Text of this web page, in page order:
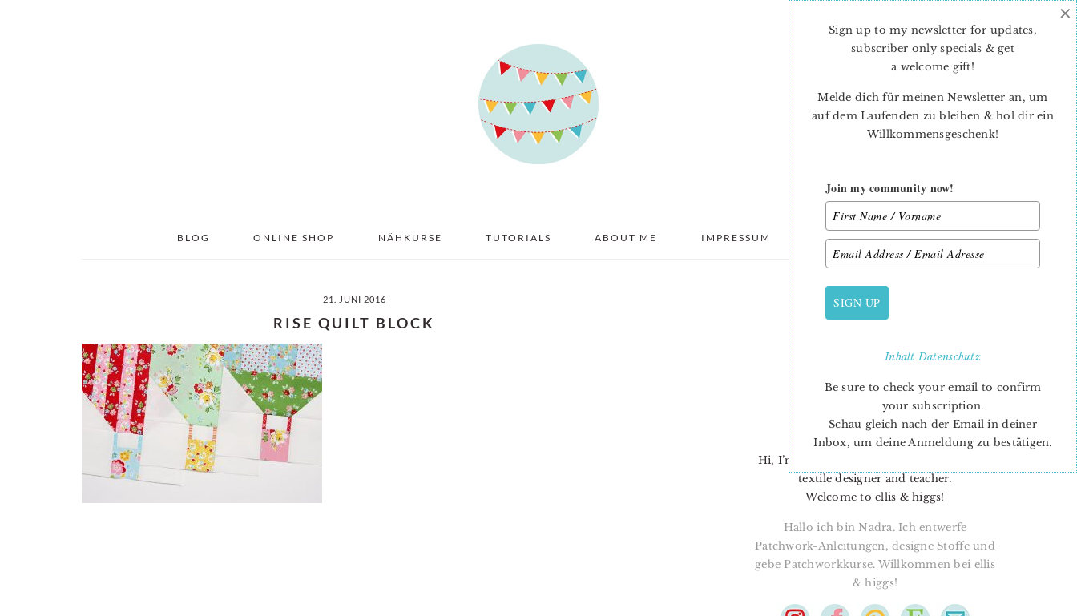
BLOG ONLINE SHOP NÄHKURSE TUTORIALS ABOUT ME IMPRESSUM DATENSCHUTZ
21. JUNI 2016
RISE QUILT BLOCK
PRIMARY
SIDEBAR
Hi, I’m Nadra. I’m a quilt pattern designer,
textile designer and teacher.
Welcome to ellis & higgs!
Hallo ich bin Nadra. Ich entwerfe
Patchwork-Anleitungen, designe Stoffe und
gebe Patchworkkurse. Willkommen bei ellis
& higgs!
Sign up to my newsletter for updates,
subscriber only specials & get
a welcome gift!
Melde dich für meinen Newsletter an, um
auf dem Laufenden zu bleiben & hol dir ein
Willkommensgeschenk!
Join my community now!
SIGN UP
InhaltDatenschutz
Be sure to check your email to confirm
your subscription.
Schau gleich nach der Email in deiner
Inbox, um deine Anmeldung zu bestätigen.
×